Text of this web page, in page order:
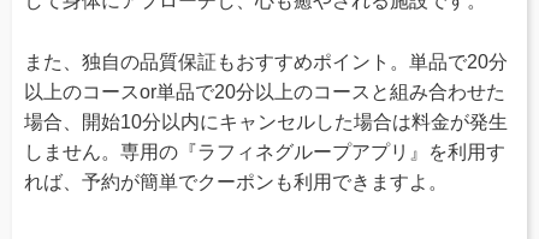
また、独自の品質保証もおすすめポイント。単品で20分
以上のコースor単品で20分以上のコースと組み合わせた
場合、開始10分以内にキャンセルした場合は料金が発生
しません。専用の『ラフィネグループアプリ』を利用す
れば、予約が簡単でクーポンも利用できますよ。